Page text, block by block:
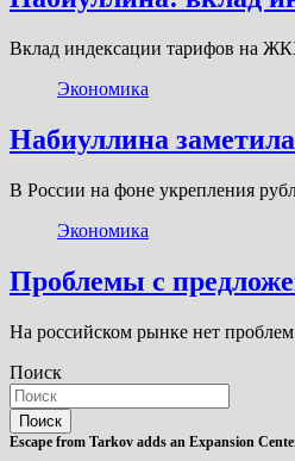
Вклад индексации тарифов на
Экономика
Набиуллина
В России на фоне укрепления
Экономика
Проблемы с
На российском рынке нет
Поиск
Поиск
Escape from Tarkov adds an Expansion